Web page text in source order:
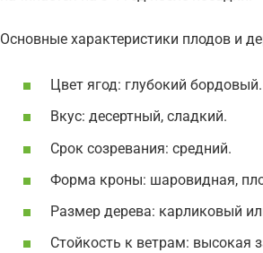
Основные характеристики плодов и
Цвет ягод: глубокий бордовый.
Вкус: десертный, сладкий.
Срок созревания: средний.
Форма кроны: шаровидная,
Размер дерева: карликовый
Стойкость к ветрам: высокая